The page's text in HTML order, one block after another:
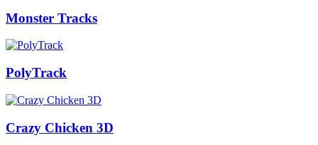
Monster Tracks
PolyTrack
Crazy Chicken 3D